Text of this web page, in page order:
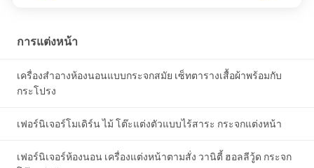
ส่วน
ตัว
การแต่งหน้า
เครื่องสําอางห้องนอนแบบกระจกสมัย เซ็ทตารางเสื้อผ้าพร้อมกับ
กระโปรง
เฟอร์นิเจอร์โมเดิร์น ไม้ โต๊ะแต่งตัวแบบไร้สาระ กระจกแต่งหน้า
เฟอร์นิเจอร์ห้องนอน เครื่องแต่งหน้าตามสั่ง วานิตี้ ฮอลลีวู้ด กระจก